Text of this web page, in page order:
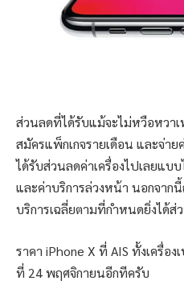
ส่วนลดที่ได้รับแม้จะไม่หวือหวา
สมัครแพ็กเกจรายเดือน และจ่า
ได้รับส่วนลดค่าเครื่องไปเลยแบ
และค่าบริการล่วงหน้า นอกจาก
บริการเฉลี่ยตามที่กำหนดยิ่งได้ส่
ราคา iPhone X ที่ AIS ทั้งเครื่อ
ที่ 24 พฤศจิกายนอีกทีครับ